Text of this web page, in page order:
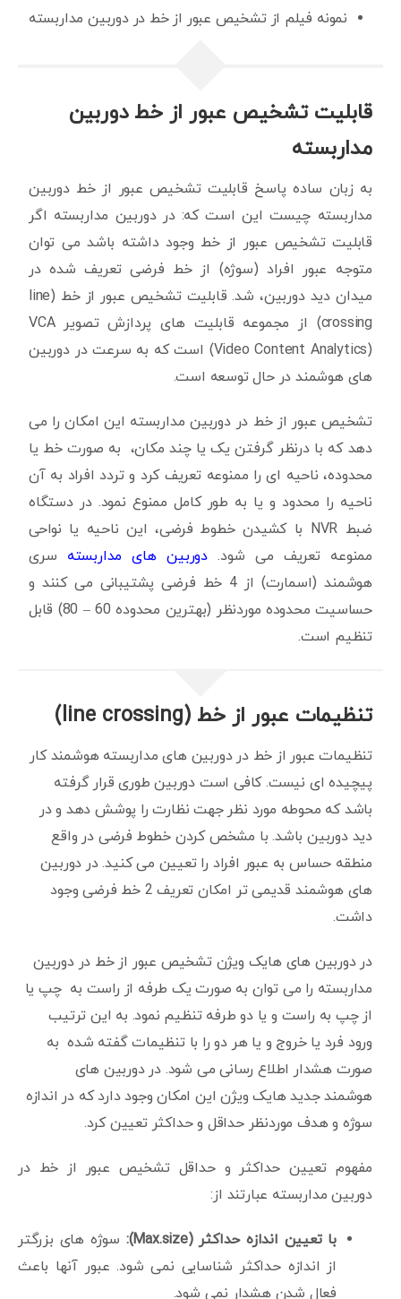
نمونه فیلم از تشخیص عبور از خط در دوربین مداربسته
قابلیت تشخیص عبور از خط دوربین
مداربسته
به زبان ساده پاسخ قابلیت تشخیص عبور از خط دوربین
مداربسته چیست این است که: در دوربین مداربسته اگر
قابلیت تشخیص عبور از خط وجود داشته باشد می توان
متوجه عبور افراد (سوژه) از خط فرضی تعریف شده در
میدان دید دوربین، شد. قابلیت تشخیص عبور از خط (line
crossing) از مجموعه قابلیت های پردازش تصویر VCA
(Video Content Analytics) است که به سرعت در دوربین
های هوشمند در حال توسعه است.
تشخیص عبور از خط در دوربین مداربسته این امکان را می
دهد که با درنظر گرفتن یک یا چند مکان، به صورت خط یا
محدوده، ناحیه ای را ممنوعه تعریف کرد و تردد افراد به آن
ناحیه را محدود و یا به طور کامل ممنوع نمود. در دستگاه
ضبط NVR با کشیدن خطوط فرضی، این ناحیه یا نواحی
ممنوعه تعریف می شود. دوربین های مداربسته سری
هوشمند (اسمارت) از 4 خط فرضی پشتیبانی می کنند و
حساسیت محدوده موردنظر (بهترین محدوده 60 – 80) قابل
تنظیم است.
تنظیمات عبور از خط (line crossing)
تنظیمات عبور از خط در دوربین های مداربسته هوشمند کار
پیچیده ای نیست. کافی است دوربین طوری قرار گرفته
باشد که محوطه مورد نظر جهت نظارت را پوشش دهد و در
دید دوربین باشد. با مشخص کردن خطوط فرضی در واقع
منطقه حساس به عبور افراد را تعیین می کنید. در دوربین
های هوشمند قدیمی تر امکان تعریف 2 خط فرضی وجود
داشت.
در دوربین های هایک ویژن تشخیص عبور از خط در دوربین
مداربسته را می توان به صورت یک طرفه از راست به چپ یا
از چپ به راست و یا دو طرفه تنظیم نمود. به این ترتیب
ورود فرد یا خروج و یا هر دو را با تنظیمات گفته شده به
صورت هشدار اطلاع رسانی می شود. در دوربین های
هوشمند جدید هایک ویژن این امکان وجود دارد که در اندازه
سوژه و هدف موردنظر حداقل و حداکثر تعیین کرد.
مفهوم تعیین حداکثر و حداقل تشخیص عبور از خط در
دوربین مداربسته عبارتند از:
با تعیین اندازه حداکثر (Max.size):
سوژه های بزرگتر
از اندازه حداکثر شناسایی نمی شود. عبور آنها باعث
فعال شدن هشدار نمی شود.